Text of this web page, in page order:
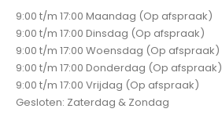
9:00 t/m 17:00 Maandag (Op afspraak)
9:00 t/m 17:00 Dinsdag (Op afspraak)
9:00 t/m 17:00 Woensdag (Op afspraak)
9:00 t/m 17:00 Donderdag (Op afspraak)
9:00 t/m 17:00 Vrijdag (Op afspraak)
Gesloten: Zaterdag & Zondag